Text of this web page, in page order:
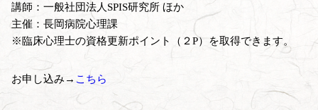
講師：一般社団法人SPIS研究所 ほか
主催：長岡病院心理課
※臨床心理士の資格更新ポイント（２P）を取得できます。
お申し込み→ こちら